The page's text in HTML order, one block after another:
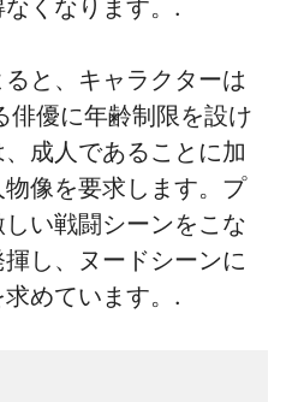
くなります。.
と、キャラクターは
俳優に年齢制限を設け
成人であることに加
像を要求します。プ
い戦闘シーンをこな
し、ヌードシーンに
めています。.